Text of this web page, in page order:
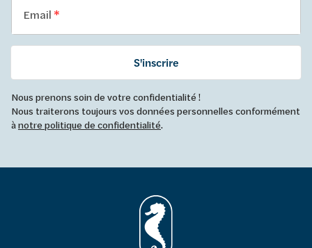
Email
S'inscrire
Nous prenons soin de votre confidentialité !
Nous traiterons toujours vos données personnelles conformément
ànotre politique de confidentialité.